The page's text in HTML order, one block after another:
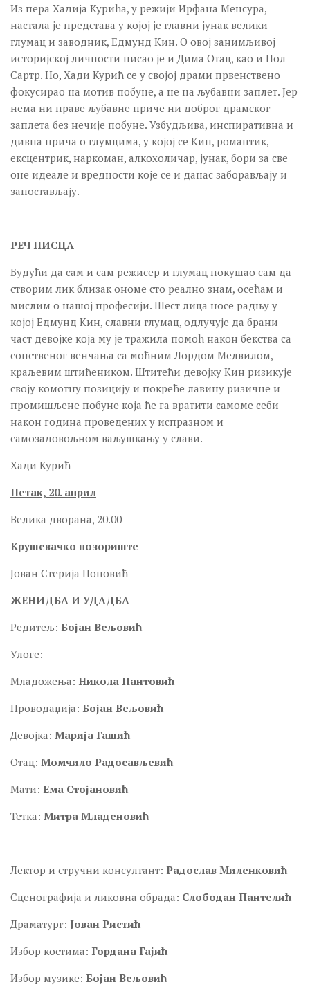
Из пера Хадија Курића, у режији Ирфана Менсура,
настала је представа у којој је главни јунак велики
глумац и заводник, Едмунд Кин. О овој занимљивој
историјској личности писао је и Дима Отац, као и Пол
Сартр. Но, Хади Курић се у својој драми првенствено
фокусирао на мотив побуне, а не на љубавни заплет. Јер
нема ни праве љубавне приче ни доброг драмског
заплета без нечије побуне. Узбудљива, инспиративна и
дивна прича о глумцима, у којој се Кин, романтик,
ексцентрик, наркоман, алкохоличар, јунак, бори за све
оне идеале и вредности које се и данас заборављају и
запостављају.
РЕЧ ПИСЦА
Будући да сам и сам режисер и глумац покушао сам да
створим лик близак ономе сто реално знам, осећам и
мислим о нашој професији. Шест лица носе радњу у
којој Едмунд Kин, славни глумац, одлучује да брани
част девојке која му је тражила помоћ након бекства са
сопственог венчања са моћним Лордом Мелвилом,
краљевим штићеником. Штитећи девојку Kин ризикује
своју комотну позицију и покреће лавину ризичне и
промишљене побуне која ће га вратити самоме себи
након година проведених у испразном и
самозадовољном ваљушкању у слави.
Хади Курић
Петак, 20. април
Велика дворана, 20.00
Крушевачко позориште
Јован Стерија Поповић
ЖЕНИДБА И УДАДБА
Редитељ: Бојан Вељовић
Улоге:
Младожења: Никола Пантовић
Проводаџија: Бојан Вељовић
Девојка: Марија Гашић
Отац: Момчило Радосављевић
Мати: Ема Стојановић
Тетка: Митра Младеновић
Лектор и стручни консултант: Радослав Миленковић
Сценографија и ликовна обрада: Слободан Пантелић
Драматург: Јован Ристић
Избор костима: Гордана Гајић
Избор музике: Бојан Вељовић